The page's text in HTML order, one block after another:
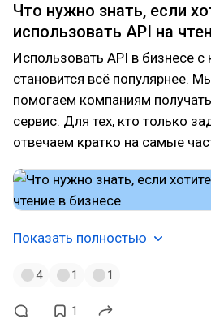
Что нужно знать, если
использовать API на
Использовать API в бизнесе
становится всё популярнее.
помогаем компаниям
сервис. Для тех, кто только
отвечаем кратко на самые
Показать полностью
4 1 1
1